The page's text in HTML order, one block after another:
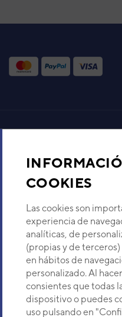
COOKIES
Las cookies son
experiencia de
analíticas, de
(propias y de
en hábitos de
personalizado. Al
consientes que todas
dispositivo o puedes
uso pulsando en
ASYA24LATF
Código:
AS30
Sobre Nosotros
Descubre Eurofred
Dónde Estamos
¿Buscas un servicio técnico?